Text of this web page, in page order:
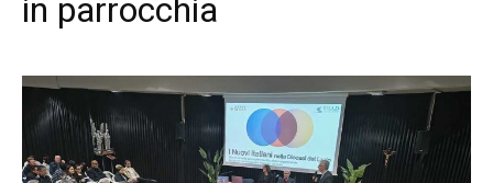
in parrocchia